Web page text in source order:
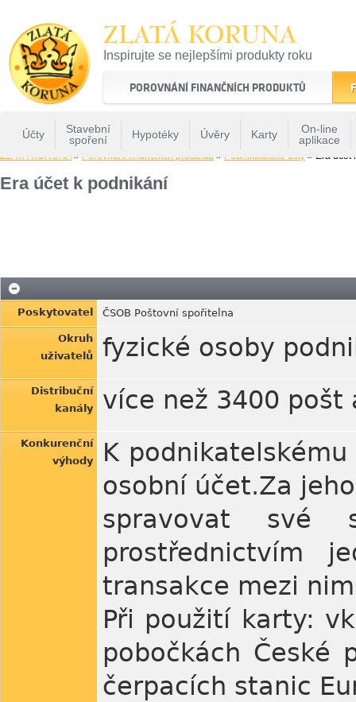
ZLATÁ KORUNA
Inspirujte se nejlepšími produkty roku
22 let tradice a kvality na finančním trhu
POROVNÁNÍ FINANČNÍCH PRODUKTŮ
Účty
Stavební
spoření
Hypotéky Úvěry Karty
On-line
aplikace
ZLATÁ KORUNA» Porovnání finančních produktů » Podnikatelské účty » Era účet
Era účet k podnikání
Poskytovatel ČSOB Poštovní spořitelna
Okruh
uživatelů
fyzické osoby
Distribuční
kanály
více než 3400
Konkurenční
výhody
K
osobní účet.Za
spravovat své
prostřednictvím
transakce mezi
Při použití karty:
pobočkách
čerpacích stanic